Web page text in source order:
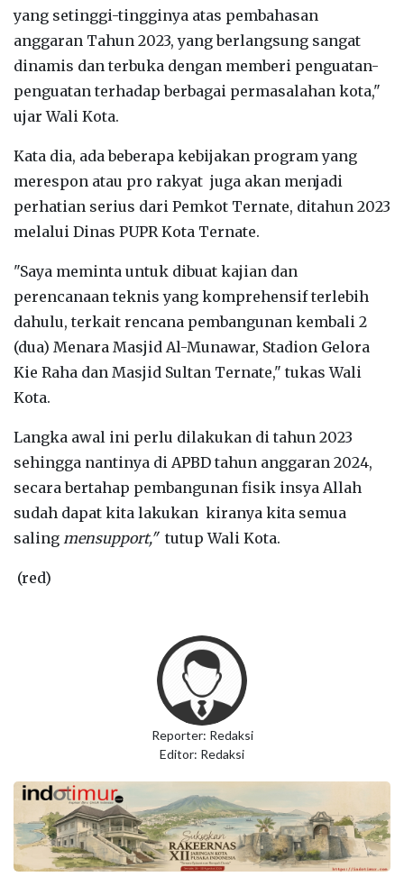
yang setinggi-tingginya atas pembahasan
anggaran Tahun 2023, yang berlangsung sangat
dinamis dan terbuka dengan memberi penguatan-
penguatan terhadap berbagai permasalahan kota,"
ujar Wali Kota.
Kata dia, ada beberapa kebijakan program yang
merespon atau pro rakyat juga akan menjadi
perhatian serius dari Pemkot Ternate, ditahun 2023
melalui Dinas PUPR Kota Ternate.
"Saya meminta untuk dibuat kajian dan
perencanaan teknis yang komprehensif terlebih
dahulu, terkait rencana pembangunan kembali 2
(dua) Menara Masjid Al-Munawar, Stadion Gelora
Kie Raha dan Masjid Sultan Ternate," tukas Wali
Kota.
Langka awal ini perlu dilakukan di tahun 2023
sehingga nantinya di APBD tahun anggaran 2024,
secara bertahap pembangunan fisik insya Allah
sudah dapat kita lakukan kiranya kita semua
saling mensupport,"tutup Wali Kota.
(red)
Reporter: Redaksi
Editor: Redaksi